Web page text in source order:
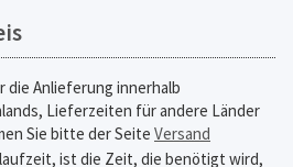
die Anlieferung innerhalb
Lieferzeiten für andere Länder
Sie bitte der Seite Versand
ist die Zeit, die benötigt wird,